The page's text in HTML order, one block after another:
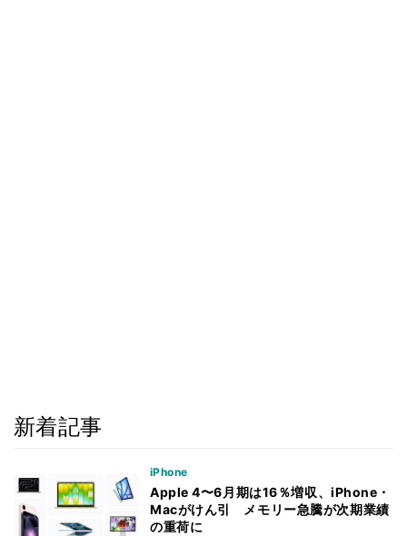
新着記事
iPhone
Apple 4〜6月期は16％増収、iPhone・
Macがけん引 メモリー急騰が次期業績
の重荷に